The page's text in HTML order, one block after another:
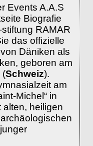
Events A.A.S
Biografie
RAMAR
das offizielle
Däniken als
geboren am
(Schweiz).
am
Michel“ in
alten, heiligen